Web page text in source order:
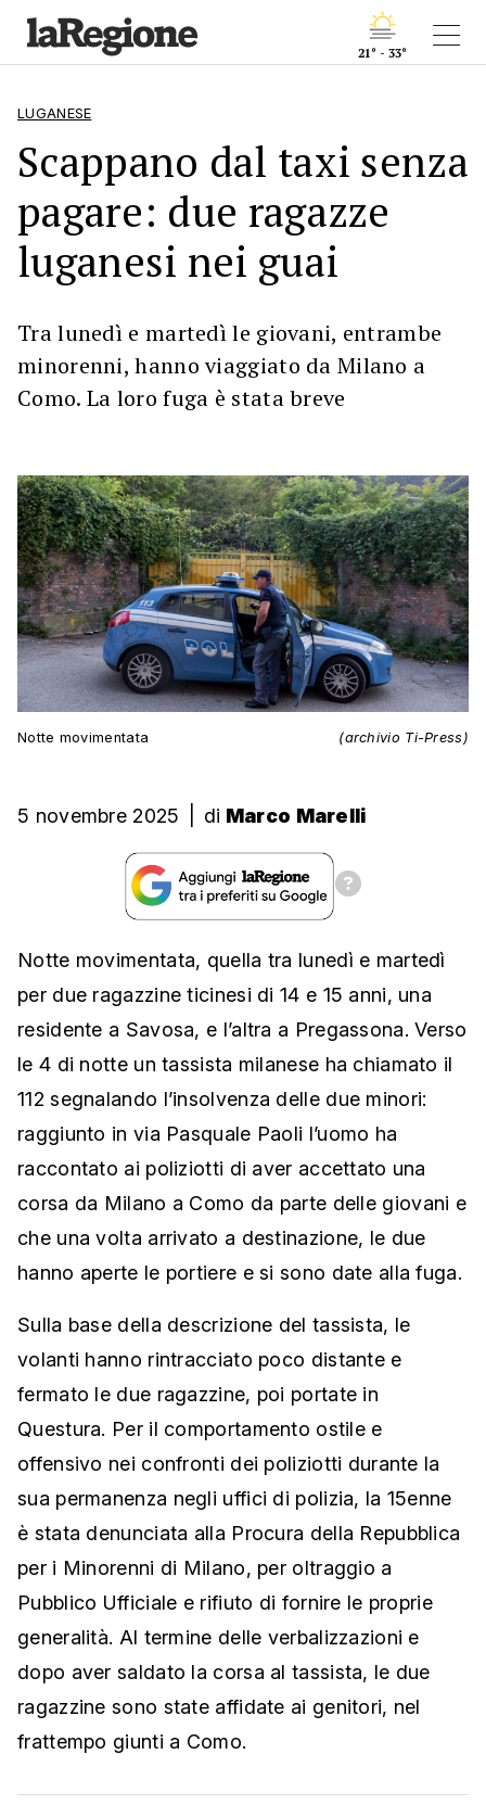
21° - 33°
LUGANESE
Scappano dal taxi senza
pagare: due ragazze
luganesi nei guai
Tra lunedì e martedì le giovani, entrambe
minorenni, hanno viaggiato da Milano a
Como. La loro fuga è stata breve
Notte movimentata (archivio Ti-Press)
5 novembre 2025 di Marco Marelli
Notte movimentata, quella tra lunedì e martedì
per due ragazzine ticinesi di 14 e 15 anni, una
residente a Savosa, e l’altra a Pregassona. Verso
le 4 di notte un tassista milanese ha chiamato il
112 segnalando l’insolvenza delle due minori:
raggiunto in via Pasquale Paoli l’uomo ha
raccontato ai poliziotti di aver accettato una
corsa da Milano a Como da parte delle giovani e
che una volta arrivato a destinazione, le due
hanno aperte le portiere e si sono date alla fuga.
Sulla base della descrizione del tassista, le
volanti hanno rintracciato poco distante e
fermato le due ragazzine, poi portate in
Questura. Per il comportamento ostile e
offensivo nei confronti dei poliziotti durante la
sua permanenza negli uffici di polizia, la 15enne
è stata denunciata alla Procura della Repubblica
per i Minorenni di Milano, per oltraggio a
Pubblico Ufficiale e rifiuto di fornire le proprie
generalità. Al termine delle verbalizzazioni e
dopo aver saldato la corsa al tassista, le due
ragazzine sono state affidate ai genitori, nel
frattempo giunti a Como.